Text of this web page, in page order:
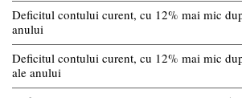
Deficitul contului curent, cu 12% mai mic
anului
Deficitul contului curent, cu 12% mai mic
ale anului